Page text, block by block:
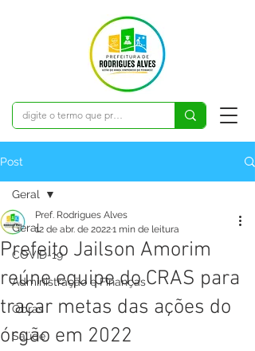
Post
Geral
COVID-19
Administração e Finanças
Obras
Saúde
Geral
Prefeito Jailson Amorim
reúne equipe do CRAS para
traçar metas das ações do
órgão em 2022
Pref. Rodrigues Alves
12 de abr. de 20221 min de leitura